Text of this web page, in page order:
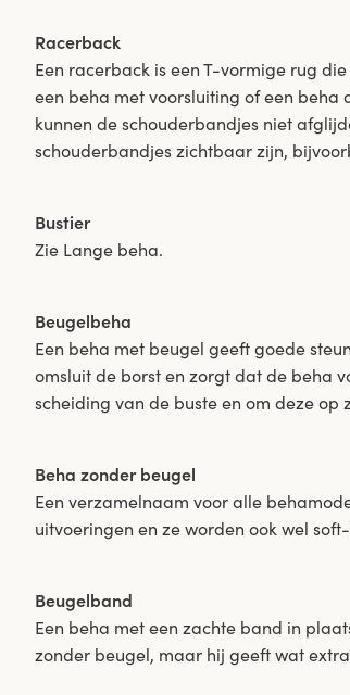
Racerback
Een racerback is een T-vormige rug
een beha met voorsluiting of een
kunnen de schouderbandjes niet
schouderbandjes zichtbaar zijn,
Bustier
Zie Lange beha.
Beugelbeha
Een beha met beugel geeft goede
omsluit de borst en zorgt dat de beha
scheiding van de buste en om deze op
Beha zonder beugel
Een verzamelnaam voor alle
uitvoeringen en ze worden ook wel
Beugelband
Een beha met een zachte band in
zonder beugel, maar hij geeft wat